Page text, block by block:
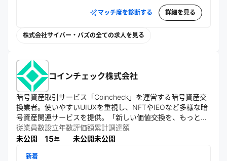
マッチ度を診断する 詳細を見る
株式会社サイバー・バズの全ての求人を見る
コインチェック株式会社
暗号資産取引サービス「Coincheck」を運営する暗号資産交
換業者。使いやすいUIUXを重視し、NFTやIEOなど多様な暗
号資産関連サービスを提供。「新しい価値交換を、もっと身
近に」をミッションに掲げ、ブロックチェーン技術の普及を
従業員数
未公開
設立年数
15年
評価額
未公開
累計調達額
未公開
新着